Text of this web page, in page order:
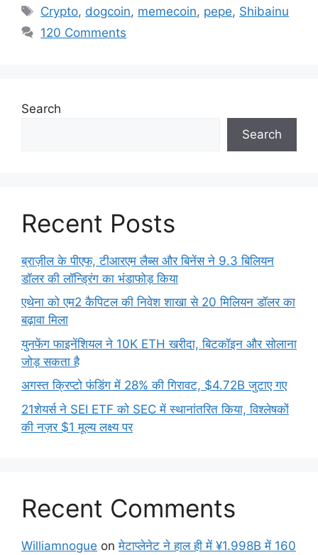
Tags
Crypto, dogcoin, memecoin, pepe, Shibainu
120 Comments
Search
Search
Recent Posts
ब्राज़ील के पीएफ, टीआरएम लैब्स और बिनेंस ने 9.3 बिलियन
डॉलर की लॉन्ड्रिंग का भंडाफोड़ किया
एथेना को एम2 कैपिटल की निवेश शाखा से 20 मिलियन डॉलर का
बढ़ावा मिला
युनफेंग फाइनेंशियल ने 10K ETH खरीदा, बिटकॉइन और सोलाना
जोड़ सकता है
अगस्त क्रिप्टो फंडिंग में 28% की गिरावट, $4.72B जुटाए गए
21शेयर्स ने SEI ETF को SEC में स्थानांतरित किया, विश्लेषकों
की नज़र $1 मूल्य लक्ष्य पर
Recent Comments
Williamnogue onमेटाप्लेनेट ने हाल ही में ¥1.998B में 160